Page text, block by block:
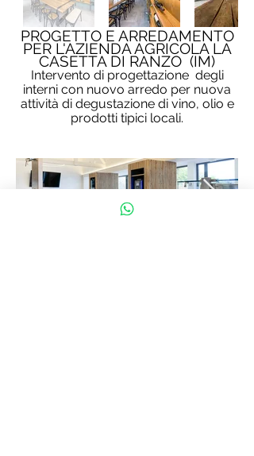
PROGETTO E ARREDAMENTO
PER L'AZIENDA AGRICOLA LA
CASETTA DI RANZO (IM)
Intervento di progettazione degli
interni con nuovo arredo per nuova
attività di degustazione di vino, olio e
prodotti tipici locali.